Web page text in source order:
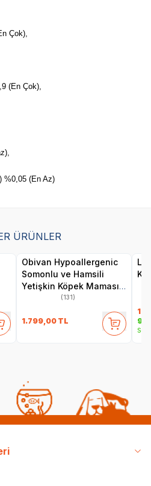
Çok),
(En Çok),
%0,05 (En Az)
ÜRÜNLER
Obivan Hypoallergenic
Somonlu ve Hamsili
Yetişkin Köpek Maması
(131)
1.799,00 TL